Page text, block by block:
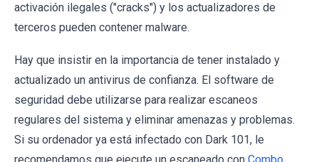
activación ilegales ("cracks") y los actualizadores de
terceros pueden contener malware.
Hay que insistir en la importancia de tener instalado y
actualizado un antivirus de confianza. El software de
seguridad debe utilizarse para realizar escaneos
regulares del sistema y eliminar amenazas y problemas.
Si su ordenador ya está infectado con Dark 101, le